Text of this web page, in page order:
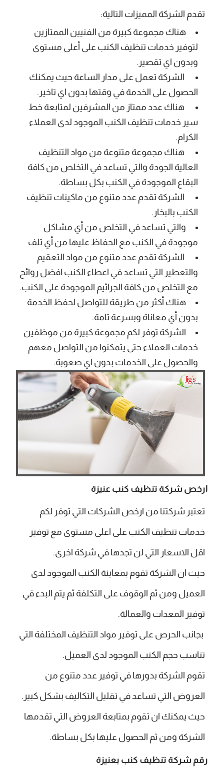
تقدم الشركة المميزات التالية:
هناك مجموعة كبيرة من الفنيين الممتازين
لتوفير خدمات تنظيف الكنب على أعلى مستوى
وبدون اي تقصير.
الشركة تعمل على مدار الساعة حيث يمكنك
الحصول على الخدمة في وقتها بدون اي تاخير.
هناك عدد ممتاز من المشرفين لمتابعة خط
سير خدمات تنظيف الكنب الموجود لدى العملاء
الكرام.
هناك مجموعة متنوعة من مواد التنظيف
العالية الجودة والتي تساعد في التخلص من كافة
البقاع الموجودة في الكنب بكل بساطة.
الشركة تقدم عدد متنوع من ماكينات تنظيف
الكنب بالبخار.
والتي تساعد في التخلص من أي مشاكل
موجودة في الكنب مع الحفاظ عليها من أي تلف
الشركة تقدم عدد متنوع من مواد التعقيم
والتعطير التي تساعد في اعطاء الكنب افضل روائح
مع التخلص من كافة الجراثيم الموجودة على الكنب.
هناك أكثر من طريقة للتواصل لحفظ الخدمة
بدون أي معاناة وبسرعة تامة.
الشركة توفر لكم مجموعة كبيرة من موظفين
خدمات العملاء حتى يتمكنوا من التواصل معهم
والحصول على الخدمات بدون اي صعوبة.
ارخص شركة تنظيف كنب عنيزة
تعتبر شركتنا من ارخص الشركات التي توفر لكم
خدمات تنظيف الكنب على اعلى مستوى مع توفير
اقل الاسعار التي لن تجدها في شركة اخرى.
حيث ان الشركة تقوم بمعاينة الكنب الموجود لدى
العميل ومن ثم الوقوف على التكلفة ثم يتم البدء في
توفير المعدات والعمالة.
بجانب الحرص على توفير مواد التنظيف المختلفة التي
تناسب حجم الكنب الموجود لدى العميل.
تقوم الشركة بدورها في توفير عدد متنوع من
العروض التي تساعد في تقليل التكاليف بشكل كبير.
حيث يمكنك ان تقوم بمتابعة العروض التي تقدمها
الشركة ومن ثم الحصول عليها بكل بساطة.
رقم شركة تنظيف كنب بعنيزة